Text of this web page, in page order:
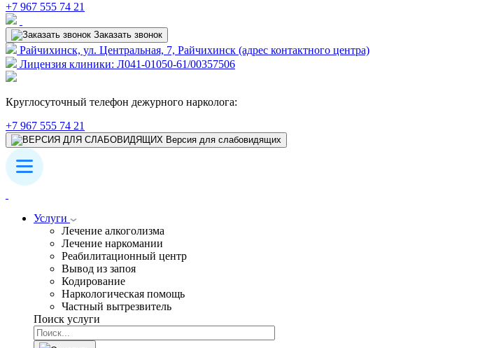
+7 967 555 74 21
Заказать звонок
Райчихинск, ул. Центральная, 7, Райчихинск (адрес контактного центра)
Лицензия клиники: Л041-01050-61/00357506
Круглосуточный телефон дежурного нарколога:
+7 967 555 74 21
Версия для слабовидящих
Услуги
Лечение алкоголизма
Лечение наркомании
Реабилитационный центр
Вывод из запоя
Кодирование
Наркологическая помощь
Частный вытрезвитель
Поиск услуги